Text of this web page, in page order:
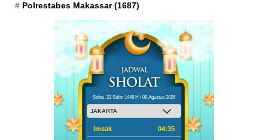
Polrestabes Makassar(1687)
Sabtu, 23 Safar 1448 H / 08 Agustus 2026
Imsak 04:35